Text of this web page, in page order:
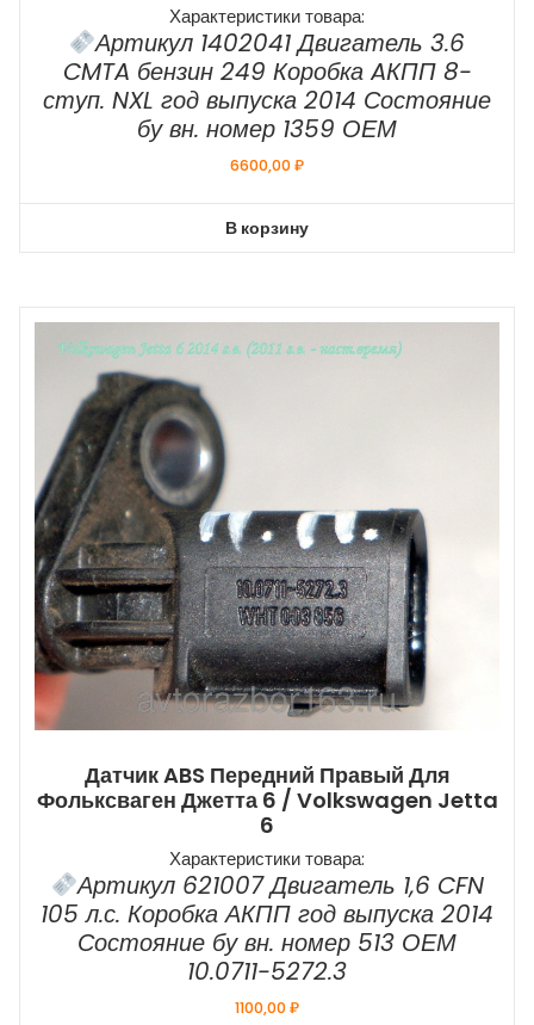
Характеристики товара:
Артикул 1402041 Двигатель 3.6
CMTA бензин 249 Коробка AКПП 8-
ступ. NXL год выпуска 2014 Состояние
бу вн. номер 1359 ОЕМ
6600,00₽
В корзину
Датчик ABS Передний Правый Для
Фольксваген Джетта 6 / Volkswagen Jetta
6
Характеристики товара:
Артикул 621007 Двигатель 1,6 CFN
105 л.с. Коробка АКПП год выпуска 2014
Состояние бу вн. номер 513 ОЕМ
10.0711-5272.3
1100,00₽